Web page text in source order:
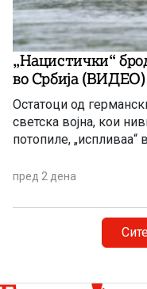
„Нацистички“
во Србија (ВИДЕО)
Остатоци од
светска војна, кои
потопиле,
пред 2 дена